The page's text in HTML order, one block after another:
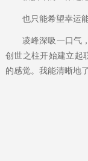
也只能希望幸运
凌峰深吸一口气
创世之柱开始建立起
的感觉。我能清晰地